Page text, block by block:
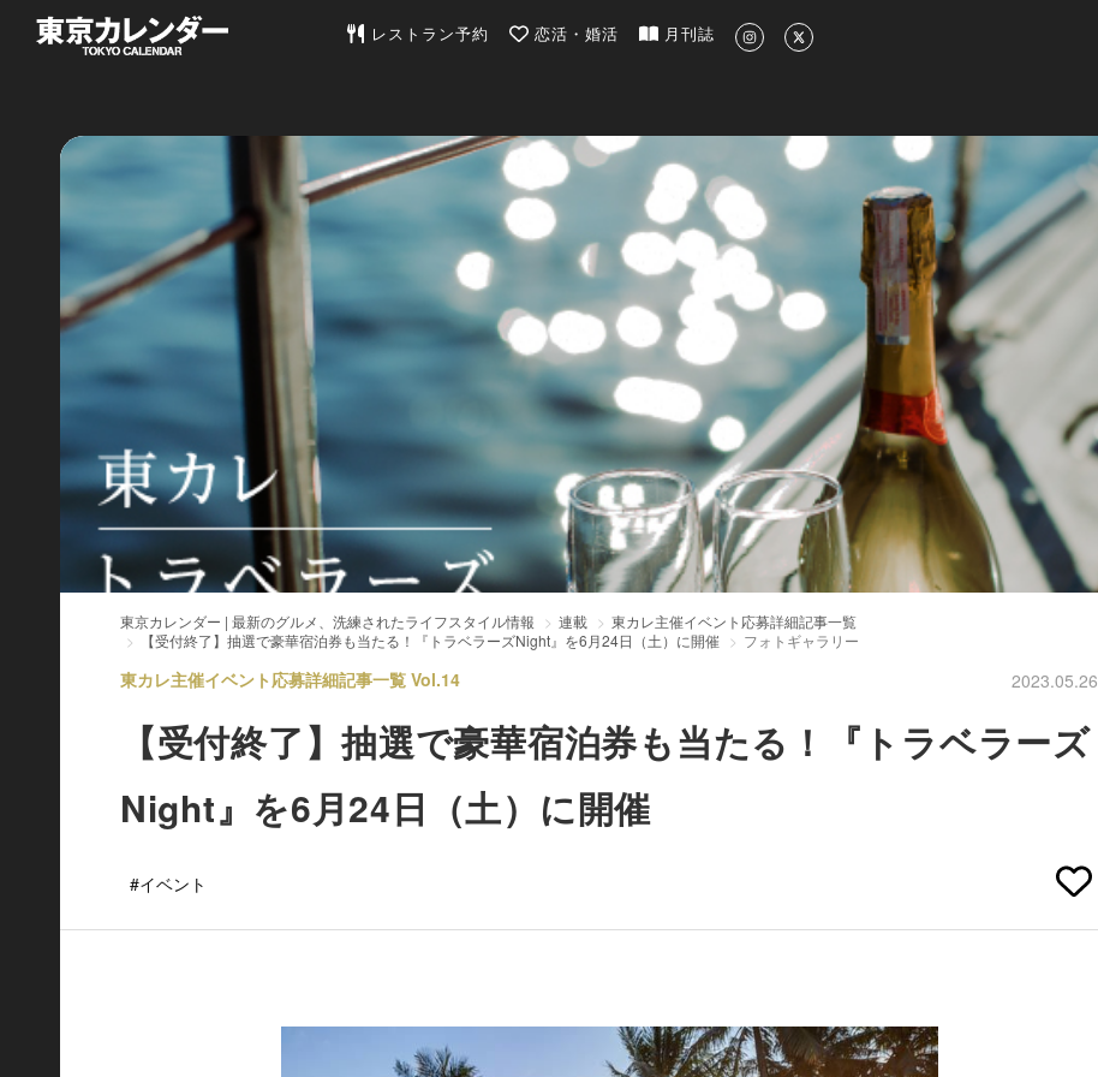
東京カレンダー | 最新のグルメ、洗練されたライフスタイル情報
レストラン予約 恋活・婚活 月刊誌
東京カレンダー | 最新のグルメ、洗練されたライフスタイル情報 連載
東カレ主催イベント応募詳細記事一覧
【受付終了】抽選で豪華宿泊券も当たる！『トラベラーズNight』を6月24日（土）に開催
フォトギャラリー
東カレ主催イベント応募詳細記事一覧 Vol.14 2023.05.26
【受付終了】抽選で豪華宿泊券も当たる！『トラベラーズ
Night』を6月24日（土）に開催
#イベント